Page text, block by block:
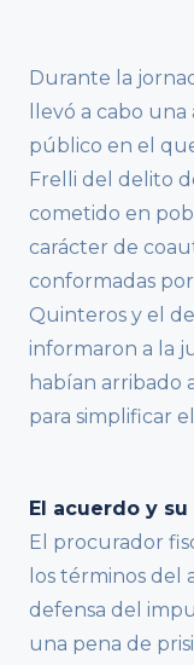
Durante la
llevó a cabo
público en el
Frelli del delito
cometido en
carácter de
conformadas
Quinteros y el
informaron a la
habían arribado
para simplificar
El acuerdo y
El procurador
los términos del
defensa del
una pena de